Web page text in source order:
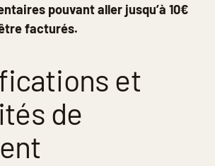
pouvant aller jusqu’à 10€
facturés.
et
de